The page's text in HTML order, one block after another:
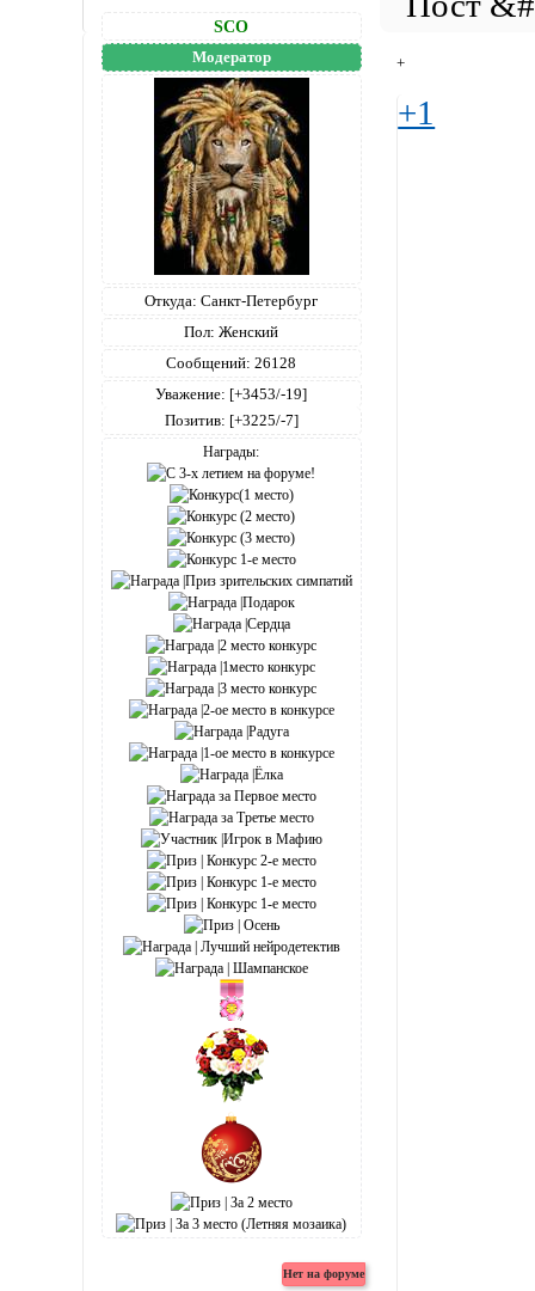
SCO
Модератор
Откуда: Санкт-Петербург
Пол: Женский
Сообщений: 26128
Уважение: [+3453/-19]
Позитив: [+3225/-7]
Награды:
+
+1